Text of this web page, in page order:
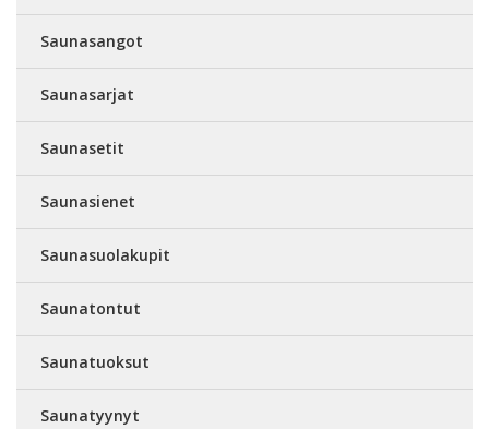
Saunasangot
Saunasarjat
Saunasetit
Saunasienet
Saunasuolakupit
Saunatontut
Saunatuoksut
Saunatyynyt